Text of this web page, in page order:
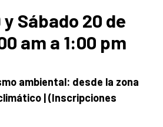
Sábado 20 de
am a 1:00 pm
ambiental: desde la zona
|(Inscripciones